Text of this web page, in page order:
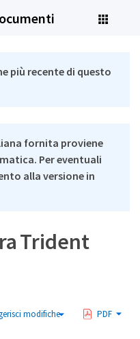
più recente di questo
fornita proviene
Per eventuali
alla versione in
Trident
modifiche PDF